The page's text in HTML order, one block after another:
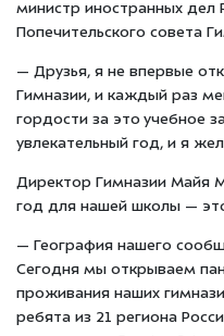
министр иностранных дел
Попечительского совета
— Друзья, я не впервые
Гимназии, и каждый раз
гордости за это учебное
увлекательный год, и я
Директор Гимназии Майя
год для нашей школы —
— География нашего
Сегодня мы открываем
проживания наших
ребята из 21 региона